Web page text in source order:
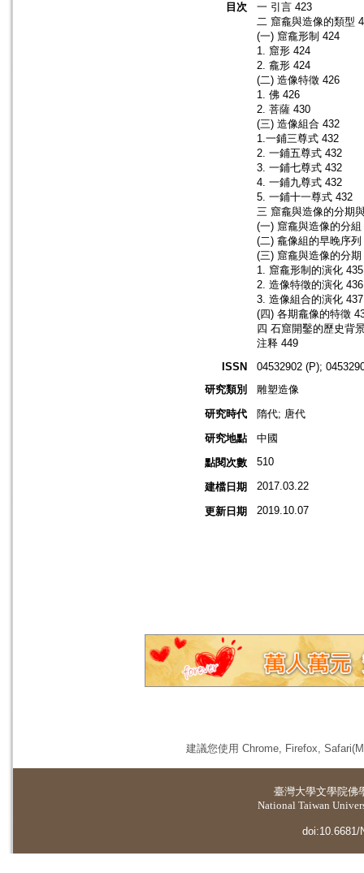
目次
一 引言 423
二 窟龕與造像的類型
(一) 窟龕形制 424
1. 窟形 424
2. 龕形 424
(二) 造像特徵 426
1. 佛 426
2. 菩薩 430
(三) 造像組合 432
1.一鋪三尊式 432
2. 一鋪五尊式 432
3. 一鋪七尊式 432
4. 一鋪九尊式 432
5. 一鋪十一尊式 432
三 窟龕與造像的分期
(一) 窟龕與造像的分組
(二) 龕像組的早晚序列
(三) 窟龕與造像的分期
1. 窟龕形制的演化 435
2. 造像特徵的演化 436
3. 造像組合的演化 437
(四) 各期龕像的特徵
四 石窟開鑿的歷史背
注释 449
ISSN
04532902 (P);
研究類別
雕塑造像
研究時代
隋代; 唐代
研究地點
中國
點閱次數
510
建檔日期 2017.03.22
更新日期 2019.10.07
建議您使用 Chrome, Firefox,
臺灣大學文學院佛
National Taiwan
doi:10.6681/